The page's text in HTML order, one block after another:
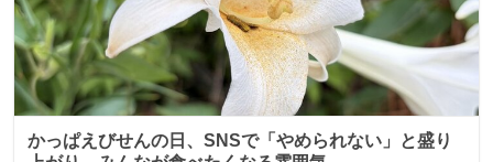
かっぱえびせんの日、SNSで「やめられない」と盛り